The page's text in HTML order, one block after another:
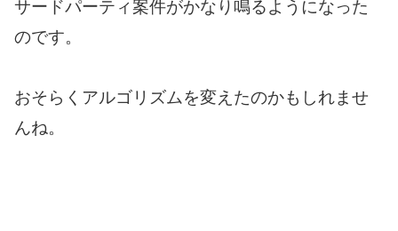
サードパーティ案件がかなり鳴るようになった
のです。
おそらくアルゴリズムを変えたのかもしれませ
んね。